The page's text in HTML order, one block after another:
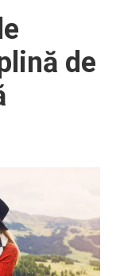
de